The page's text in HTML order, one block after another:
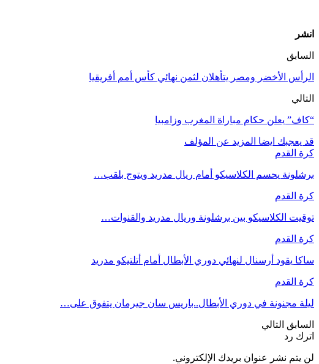
انشر
السابق
الرأس الأخضر ومصر يتأهلان لثمن نهائي كأس أمم أفريقيا
التالي
“كاف” يعلن حكام مباراة المغرب وزامبيا
قد يعجبك ايضا المزيد عن المؤلف
كرة القدم
برشلونة يحسم الكلاسيكو أمام ريال مدريد ويتوج بلقب…
كرة القدم
توقيت الكلاسيكو بين برشلونة وريال مدريد والقنوات…
كرة القدم
ساكا يقود أرسنال لنهائي دوري الأبطال أمام أتلتيكو مدريد
كرة القدم
ليلة مجنونة في دوري الأبطال..باريس سان جيرمان يتفوق على…
السابق التالي
اترك رد
لن يتم نشر عنوان بريدك الإلكتروني.